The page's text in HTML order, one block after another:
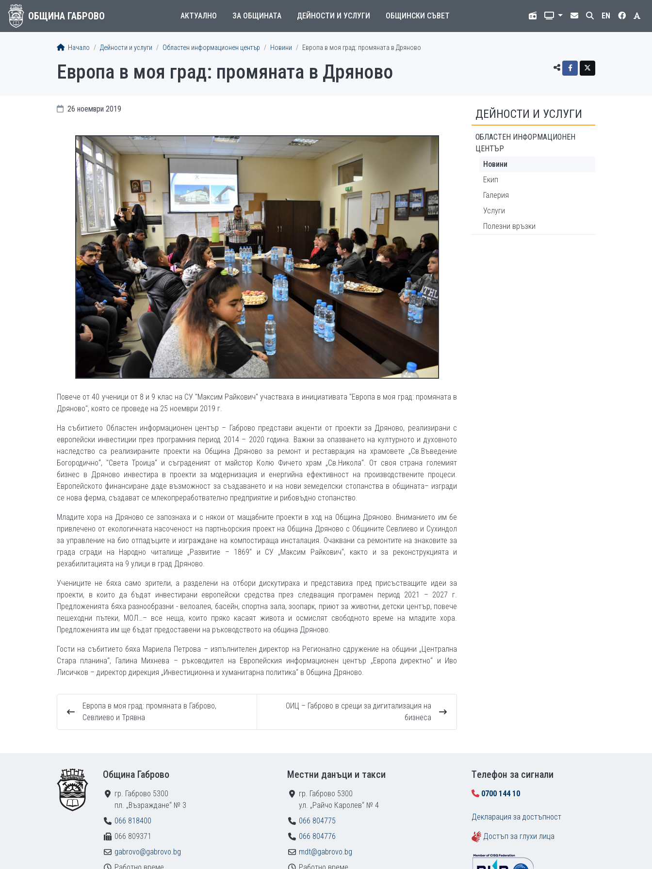
ОБЩИНА ГАБРОВО АКТУАЛНО ЗА ОБЩИНАТА ДЕЙНОСТИ И УСЛУГИ ОБЩИНСКИ СЪВЕТ EN
Начало Дейности и услуги Областен информационен център Новини Европа в моя град: промяната в Дряново
Европа в моя град: промяната в Дряново
26 ноември 2019
Повече от 40 ученици от 8 и 9 клас на СУ "Максим Райкович" участваха в инициативата "Европа в моя град: промяната в
Дряново", която се проведе на 25 ноември 2019 г.
На събитието Областен информационен център – Габрово представи акценти от проекти за Дряново, реализирани с
европейски инвестиции през програмния период 2014 – 2020 година. Важни за опазването на културното и духовното
наследство са реализираните проекти на Община Дряново за ремонт и реставрация на храмовете „Св.Въведение
Богородично“, "Света Троица“ и съграденият от майстор Колю Фичето храм „Св.Никола“. От своя страна големият
бизнес в Дряново инвестира в проекти за модернизация и енергийна ефективност на производствените процеси.
Европейското финансиране даде възможност за създаването и на нови земеделски стопанства в общината– изгради
се нова ферма, създават се млекопреработвателно предприятие и рибовъдно стопанство.
Младите хора на Дряново се запознаха и с някои от мащабните проекти в ход на Община Дряново. Вниманието им бе
привлечено от екологичната насоченост на партньорския проект на Община Дряново с Общините Севлиево и Сухиндол
за управление на био отпадъците и изграждане на компостираща инсталация. Очаквани са ремонтите на знаковите за
града сгради на Народно читалище „Развитие – 1869“ и СУ „Максим Райкович“, както и за реконструкцията и
рехабилитацията на 9 улици в град Дряново.
Учениците не бяха само зрители, а разделени на отбори дискутираха и представиха пред присъстващите идеи за
проекти, в които да бъдат инвестирани европейски средства през следващия програмен период 2021 – 2027 г.
Предложенията бяха разнообразни - велоалея, басейн, спортна зала, зоопарк, приют за животни, детски център, повече
пешеходни пътеки, МОЛ…– все неща, които пряко касаят живота и осмислят свободното време на младите хора.
Предложенията им ще бъдат предоставени на ръководството на община Дряново.
Гости на събитието бяха Мариела Петрова – изпълнителен директор на Регионално сдружение на общини „Централна
Стара планина“, Галина Михнева – ръководител на Европейския информационен център „Европа директно“ и Иво
Лисичков – директор дирекция „Инвестиционна и хуманитарна политика“ в Община Дряново.
Европа в моя град: промяната в Габрово,
Севлиево и Трявна
ОИЦ – Габрово в срещи за дигитализация на
бизнеса
ДЕЙНОСТИ И УСЛУГИ
ОБЛАСТЕН ИНФОРМАЦИОНЕН
ЦЕНТЪР
Новини
Екип
Галерия
Услуги
Полезни връзки
Община Габрово
гр. Габрово 5300
пл. „Възраждане“ № 3
066 818400
066 809371
gabrovo@gabrovo.bg
Работно време
Местни данъци и такси
гр. Габрово 5300
ул. „Райчо Каролев“ № 4
066 804775
066 804776
mdt@gabrovo.bg
Работно време
Tелефон за сигнали
0700 144 10
Декларация за достъпност
Достъп за глухи лица